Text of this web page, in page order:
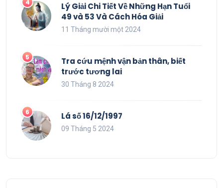
Lý Giải Chi Tiết Về Những Hạn Tuổi
49 và 53 Và Cách Hóa Giải
11 Tháng mười một 2024
Tra cứu mệnh vận bản thân, biết
trước tương lai
30 Tháng 8 2024
Lá số 16/12/1997
09 Tháng 5 2024